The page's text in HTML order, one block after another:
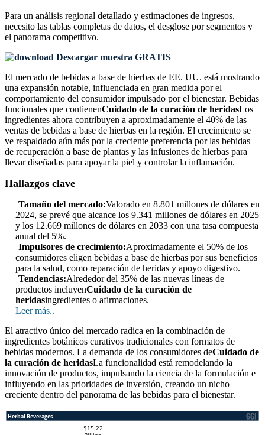
Para un análisis regional detallado y estimaciones de ingresos,
necesito las tablas completas de datos, el desglose por segmentos y
el panorama competitivo.
Descargar muestra GRATIS
El mercado de bebidas a base de hierbas de EE. UU. está mostrando
una expansión notable, influenciada en gran medida por el
comportamiento del consumidor impulsado por el bienestar. Bebidas
funcionales que contienenCuidado de la curación de heridasLos
ingredientes ahora contribuyen a aproximadamente el 40% de las
ventas de bebidas a base de hierbas en la región. El crecimiento se
ve respaldado aún más por la creciente preferencia por las bebidas
de recuperación a base de plantas y las infusiones de hierbas para
llevar diseñadas para apoyar la piel y controlar la inflamación.
Hallazgos clave
Tamaño del mercado:Valorado en 8.801 millones de dólares en
2024, se prevé que alcance los 9.341 millones de dólares en 2025
y los 12.669 millones de dólares en 2033 con una tasa compuesta
anual del 5%.
Impulsores de crecimiento:Aproximadamente el 50% de los
consumidores eligen bebidas a base de hierbas por sus beneficios
para la salud, como reparación de heridas y apoyo digestivo.
Tendencias:Alrededor del 35% de las nuevas líneas de
productos incluyenCuidado de la curación de
heridasingredientes o afirmaciones.
Leer más..
El atractivo único del mercado radica en la combinación de
ingredientes botánicos curativos tradicionales con formatos de
bebidas modernos. La demanda de los consumidores deCuidado de
la curación de heridasLa funcionalidad está remodelando la
innovación de productos, impulsando la ciencia de la formulación e
influyendo en las prioridades de inversión, creando un nicho
creciente dentro del panorama de las bebidas para el bienestar.